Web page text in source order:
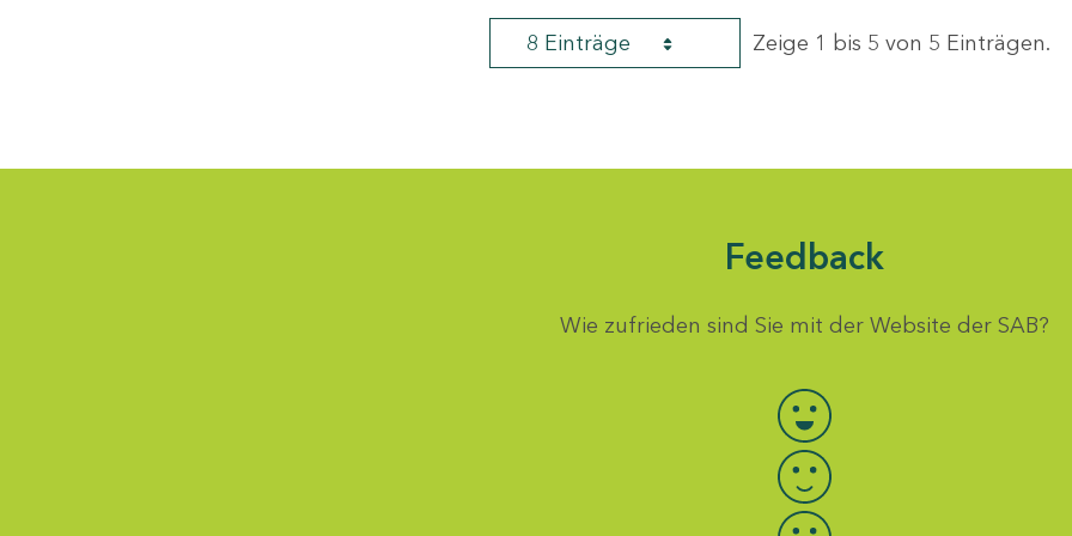
8 Einträge Zeige 1 bis 5 von 5 Einträgen.
Feedback
Wie zufrieden sind Sie mit der Website der SAB?
Bewertung auswählen